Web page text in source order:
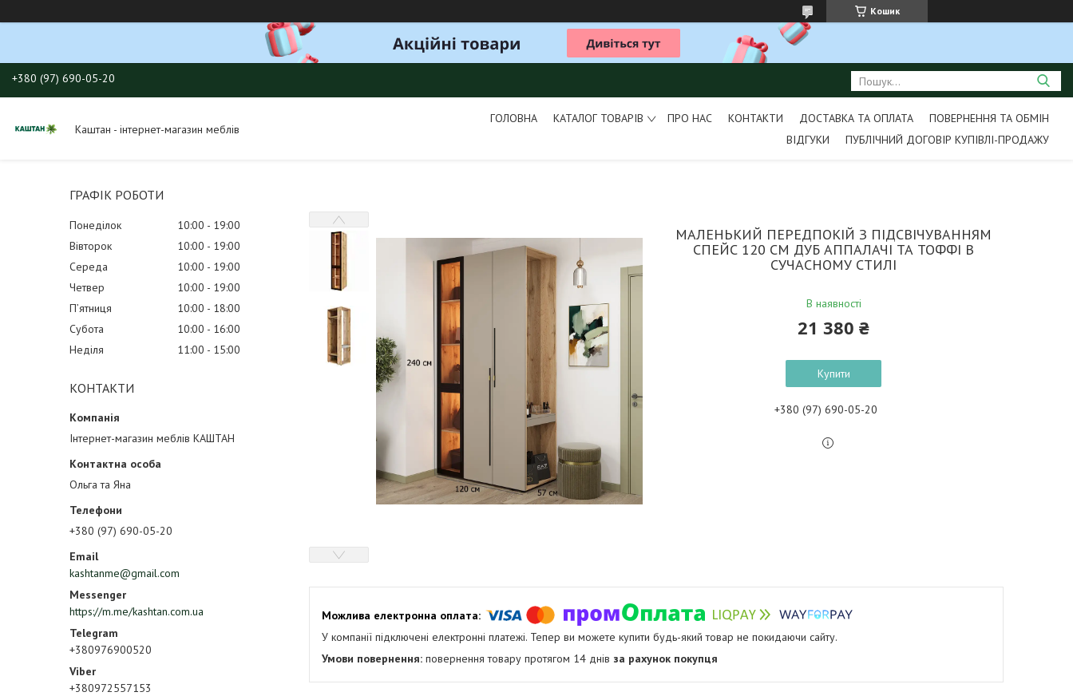
Кошик
+380 (97) 690-05-20
Каштан - інтернет-магазин меблів
ГОЛОВНА КАТАЛОГ ТОВАРІВ ПРО НАС КОНТАКТИ ДОСТАВКА ТА ОПЛАТА
ПОВЕРНЕННЯ ТА ОБМІН
ВІДГУКИ
ПУБЛІЧНИЙ ДОГОВІР КУПІВЛІ-ПРОДАЖУ
ГРАФІК РОБОТИ
Понеділок 10:00
19:00
Вівторок
10:00
19:00
Середа
10:00
19:00
Четвер
10:00
19:00
Пʼятниця
10:00
18:00
Субота
10:00
16:00
Неділя
11:00 15:00
КОНТАКТИ
Інтернет-магазин меблів КАШТАН
Ольга та Яна
+380 (97) 690-05-20
kashtanme@gmail.com
https://m.me/kashtan.com.ua
+380976900520
+380972557153
МАЛЕНЬКИЙ ПЕРЕДПОКІЙ З ПІДСВІЧУВАННЯМ
СПЕЙС 120 СМ ДУБ АППАЛАЧІ ТА ТОФФІ В
СУЧАСНОМУ СТИЛІ
В наявності
21 380 ₴
Купити
+380 (97) 690-05-20
У компанії підключені електронні платежі. Тепер ви можете купити будь-який товар не покидаючи сайту.
повернення товару протягом 14 днів за рахунок покупця